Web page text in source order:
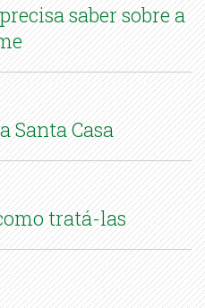
saber sobre a
Santa Casa
tratá-las